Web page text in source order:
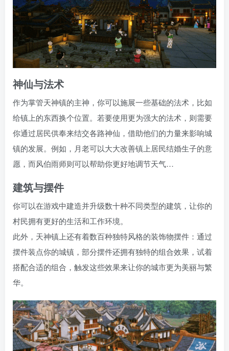
神仙与法术
作为掌管天神镇的主神，你可以施展一些基础的法术，比如
给镇上的东西换个位置。若要使用更为强大的法术，则需要
你通过居民供奉来结交各路神仙，借助他们的力量来影响城
镇的发展。例如，月老可以大大改善镇上居民结婚生子的意
愿，而风伯雨师则可以帮助你更好地调节天气…
建筑与摆件
你可以在游戏中建造并升级数十种不同类型的建筑，让你的
村民拥有更好的生活和工作环境。
此外，天神镇上还有着数百种独特风格的装饰物摆件：通过
摆件装点你的城镇，部分摆件还拥有独特的组合效果，试着
搭配合适的组合，触发这些效果来让你的城市更为美丽与繁
华。